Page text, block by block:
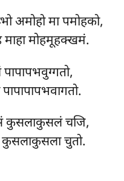
अमोहो मा पमोहको,
मोहमूहक्खमं.
कुसलाकुसलं चजि,
चुतो.